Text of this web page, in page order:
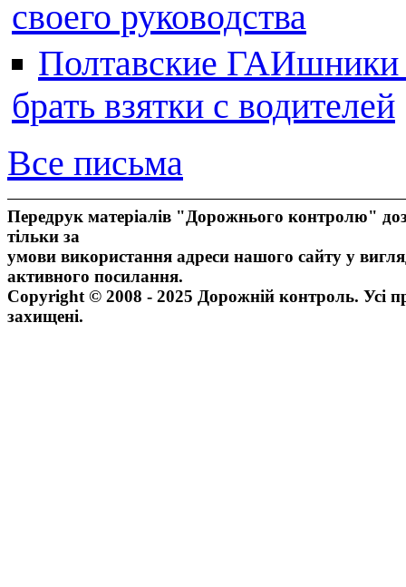
своего руководства
Полтавские ГАИшники
брать взятки с водителей
Все письма
Передрук матеріалів "Дорожнього контролю"
тільки за
умови використання адреси нашого сайту у
активного посилання.
Copyright © 2008 - 2025 Дорожній контроль. Усі
захищені.